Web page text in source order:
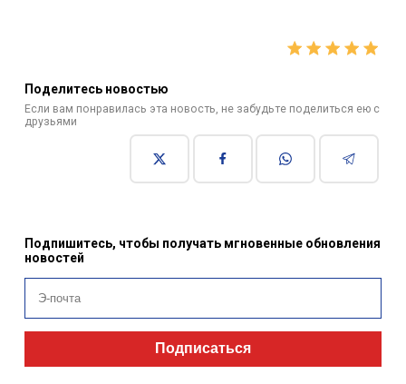
Поделитесь новостью
Если вам понравилась эта новость, не забудьте поделиться ею с
друзьями
Подпишитесь, чтобы получать мгновенные обновления
новостей
Подписаться